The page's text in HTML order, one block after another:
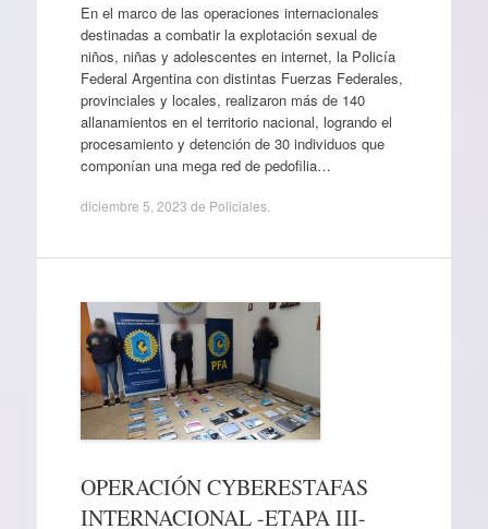
En el marco de las operaciones internacionales
destinadas a combatir la explotación sexual de
niños, niñas y adolescentes en internet, la Policía
Federal Argentina con distintas Fuerzas Federales,
provinciales y locales, realizaron más de 140
allanamientos en el territorio nacional, logrando el
procesamiento y detención de 30 individuos que
componían una mega red de pedofilia…
diciembre 5, 2023 de Policiales.
OPERACIÓN CYBERESTAFAS
INTERNACIONAL -ETAPA III-